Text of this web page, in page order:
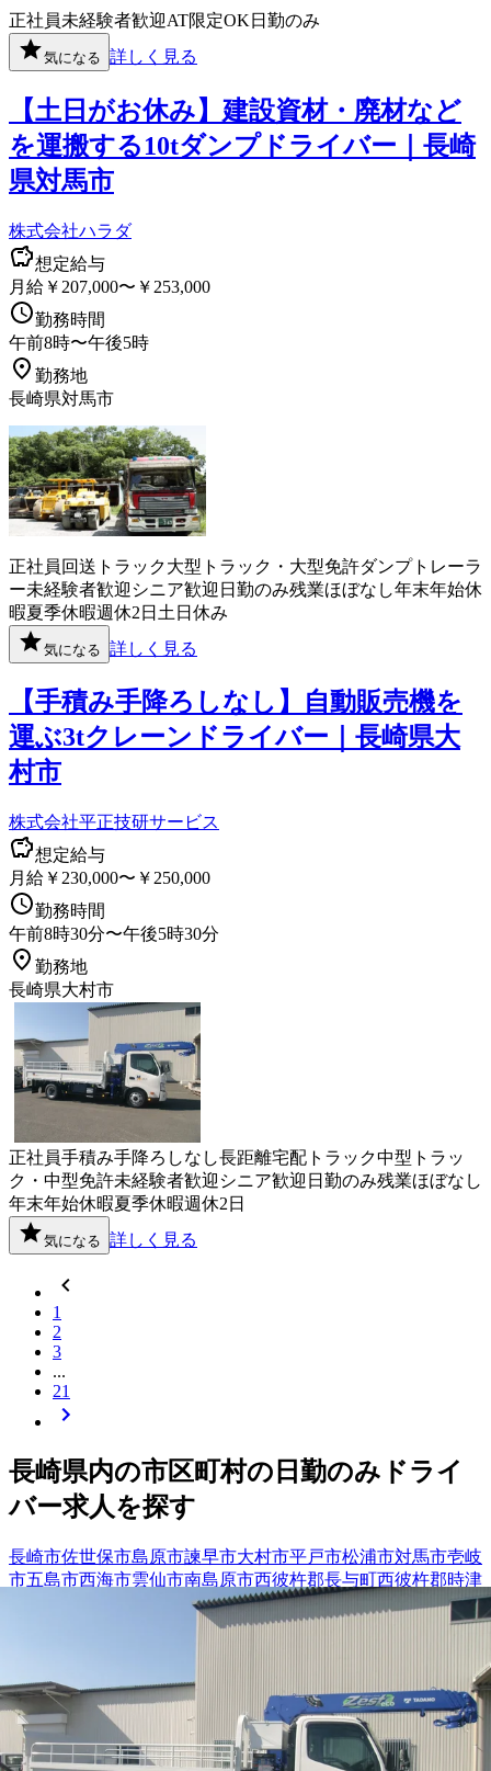
正社員未経験者歓迎AT限定OK 日勤のみ
気になる 詳しく見る
【土日がお休み】建設資材・廃材など
を運搬する10tダンプドライバー｜長崎
県対馬市
株式会社ハラダ
想定給与
月給￥207,000〜￥253,000
勤務時間
午前8時〜午後5時
勤務地
長崎県対馬市
正社員 回送 トラック大型トラック・大型免許ダンプトレーラ
ー未経験者歓迎 シニア歓迎 日勤のみ残業ほぼなし年末年始休
暇夏季休暇週休2日 土日休み
気になる 詳しく見る
【手積み手降ろしなし】自動販売機を
運ぶ3tクレーンドライバー｜長崎県大
村市
株式会社平正技研サービス
想定給与
月給￥230,000〜￥250,000
勤務時間
午前8時30分〜午後5時30分
勤務地
長崎県大村市
正社員手積み手降ろしなし長距離宅配 トラック中型トラッ
ク・中型免許未経験者歓迎 シニア歓迎 日勤のみ残業ほぼなし
年末年始休暇夏季休暇週休2日
気になる 詳しく見る
1
2
3
...
21
長崎県内の市区町村の 日勤のみ ドライ
バー求人を探す
長崎市佐世保市島原市諫早市大村市平戸市松浦市対馬市壱岐
市五島市西海市雲仙市南島原市西彼杵郡長与町西彼杵郡時津
東彼杵郡川棚町東彼杵郡波佐見町
北松浦
南松浦郡新上五島町
【九州・沖縄】他の都道府県から
のみドライバー求人を探す
福岡県佐賀県宮崎県鹿児島県 沖縄県 熊本県大分県